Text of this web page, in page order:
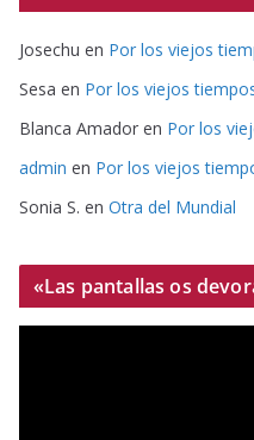
Josechu en Por los viejos
Sesa en Por los viejos
Blanca Amador en Por los
admin en Por los viejos
Sonia S. en Otra del Mundial
«Las pantallas os